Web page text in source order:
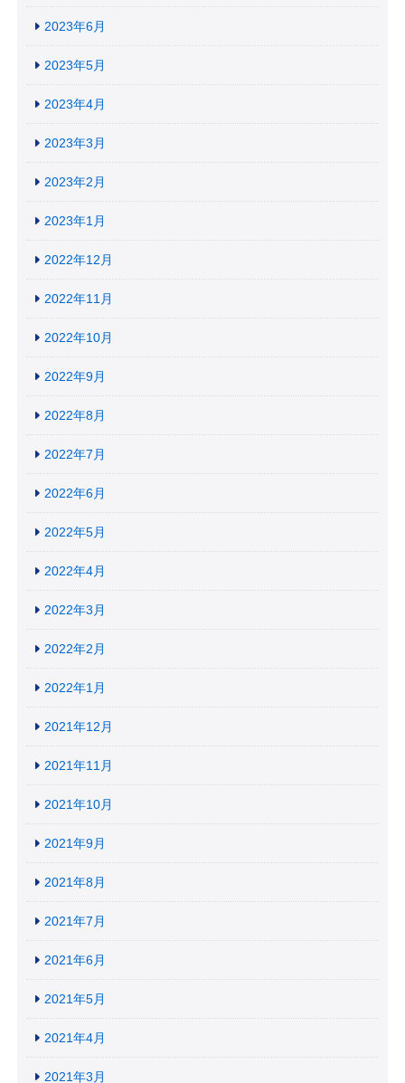
2023年6月
2023年5月
2023年4月
2023年3月
2023年2月
2023年1月
2022年12月
2022年11月
2022年10月
2022年9月
2022年8月
2022年7月
2022年6月
2022年5月
2022年4月
2022年3月
2022年2月
2022年1月
2021年12月
2021年11月
2021年10月
2021年9月
2021年8月
2021年7月
2021年6月
2021年5月
2021年4月
2021年3月